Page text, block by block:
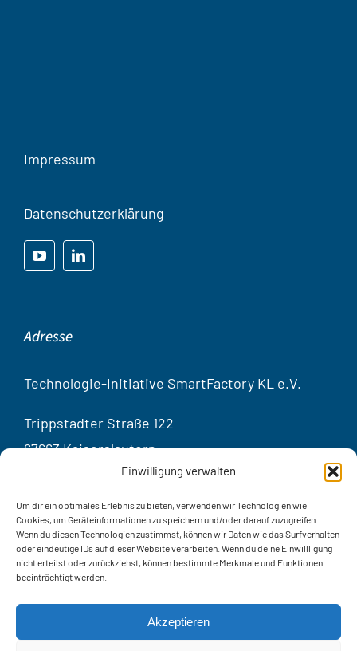
Einwilligung verwalten
Um dir ein optimales Erlebnis zu bieten, verwenden wir Technologien wie
Cookies, um Geräteinformationen zu speichern und/oder darauf zuzugreifen.
Wenn du diesen Technologien zustimmst, können wir Daten wie das Surfverhalten
oder eindeutige IDs auf dieser Website verarbeiten. Wenn du deine Einwillligung
nicht erteilst oder zurückziehst, können bestimmte Merkmale und Funktionen
beeinträchtigt werden.
Akzeptieren
Impressum
Datenschutzerklärung
Adresse
Technologie-Initiative SmartFactory KL e.V.
Trippstadter Straße 122
67663 Kaiserslautern
Kontakt
Telefon:+49 631 20575 – 3401